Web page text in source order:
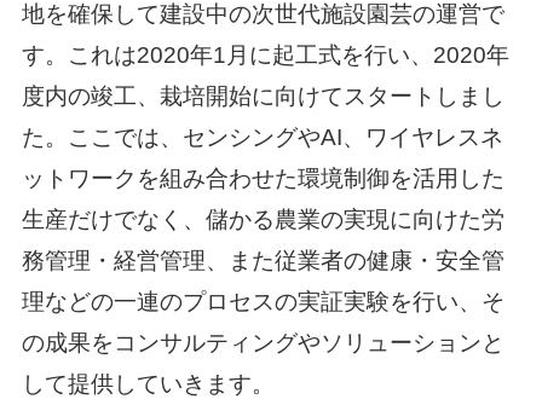
地を確保して建設中の次世代施設園芸の運営で
す。これは2020年1月に起工式を行い、2020年
度内の竣工、栽培開始に向けてスタートしまし
た。ここでは、センシングやAI、ワイヤレスネ
ットワークを組み合わせた環境制御を活用した
生産だけでなく、儲かる農業の実現に向けた労
務管理・経営管理、また従業者の健康・安全管
理などの一連のプロセスの実証実験を行い、そ
の成果をコンサルティングやソリューションと
して提供していきます。